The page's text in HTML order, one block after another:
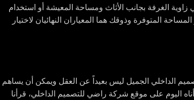
الغرفة بجانب الأثاث ومساحة المعيشة أو استخدام
المتوفرة وذوقك هما المعياران النهائيان لاختيار
الداخلي الجميل ليس بعيداً عن العقل ويمكن أن يساهم
اليوم على موقع شركة راضي للتصميم الداخلي، قرأنا